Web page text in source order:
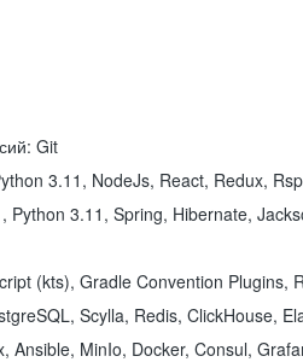
Git
3.11, NodeJs, React, Redux,
3.11, Spring, Hibernate,
(kts), Gradle Convention Plugins,
Scylla, Redis, ClickHouse,
Ansible, MinIo, Docker, Consul,